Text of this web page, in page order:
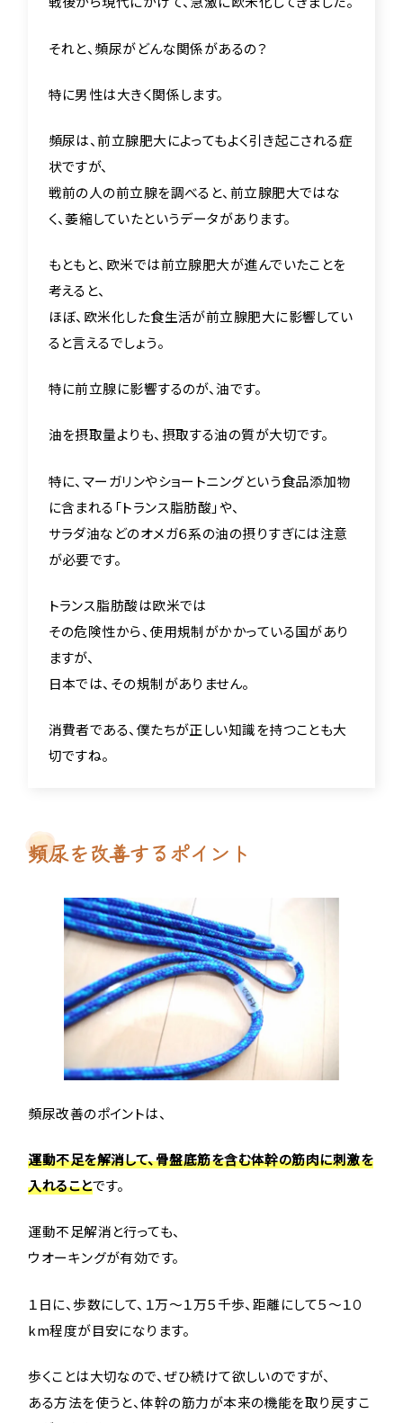
それと、頻尿がどんな関係があるの？
特に男性は大きく関係します。
頻尿は、前立腺肥大によってもよく引き起こされる症
状ですが、
戦前の人の前立腺を調べると、前立腺肥大ではな
く、萎縮していたというデータがあります。
もともと、欧米では前立腺肥大が進んでいたことを
考えると、
ほぼ、欧米化した食生活が前立腺肥大に影響してい
ると言えるでしょう。
特に前立腺に影響するのが、油です。
油を摂取量よりも、摂取する油の質が大切です。
特に、マーガリンやショートニングという食品添加物
に含まれる「トランス脂肪酸」や、
サラダ油などのオメガ６系の油の摂りすぎには注意
が必要です。
トランス脂肪酸は欧米では
その危険性から、使用規制がかかっている国があり
ますが、
日本では、その規制がありません。
消費者である、僕たちが正しい知識を持つことも大
切ですね。
頻尿を改善するポイント
頻尿改善のポイントは、
運動不足を解消して、骨盤底筋を含む体幹の筋肉に刺激を
入れることです。
運動不足解消と行っても、
ウオーキングが有効です。
１日に、歩数にして、１万〜１万５千歩、距離にして５〜１０
km程度が目安になります。
歩くことは大切なので、ぜひ続けて欲しいのですが、
ある方法を使うと、体幹の筋力が本来の機能を取り戻すこ